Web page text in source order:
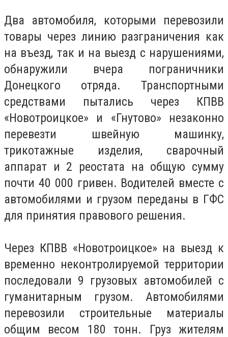
Два автомобиля, которыми перевозили
товары через линию разграничения как
на въезд, так и на выезд с нарушениями,
обнаружили вчера пограничники
Донецкого отряда. Транспортными
средствами пытались через КПВВ
«Новотроицкое» и «Гнутово» незаконно
перевезти швейную машинку,
трикотажные изделия, сварочный
аппарат и 2 реостата на общую сумму
почти 40 000 гривен. Водителей вместе с
автомобилями и грузом переданы в ГФС
для принятия правового решения.
Через КПВВ «Новотроицкое» на выезд к
временно неконтролируемой территории
последовали 9 грузовых автомобилей с
гуманитарным грузом. Автомобилями
перевозили строительные материалы
общим весом 180 тонн. Груз жителям